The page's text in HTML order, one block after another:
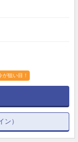
が狙い目！
ン）